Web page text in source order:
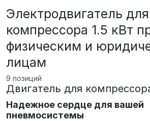
Электродвигатель для
компрессора 1.5 кВт
физическим и
лицам
9 позиций
Двигатель для
Надежное сердце для вашей
пневмосистемы